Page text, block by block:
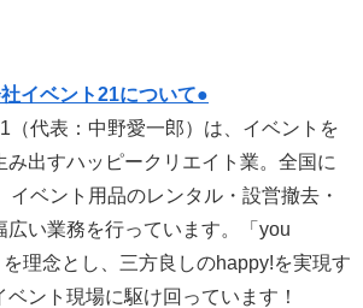
イベント21について●
（代表：中野愛一郎）は、イベントを
み出すハッピークリエイト業。全国に
イベント用品のレンタル・設営撤去・
広い業務を行っています。「you
理念とし、三方良しのhappy!を実現す
ント現場に駆け回っています！